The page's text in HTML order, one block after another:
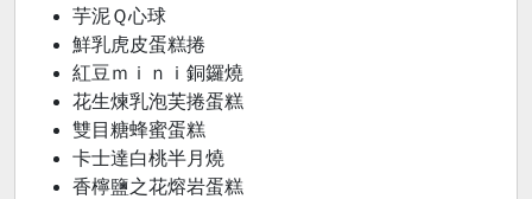
芋泥Ｑ心球
鮮乳虎皮蛋糕捲
紅豆ｍｉｎｉ銅鑼燒
花生煉乳泡芙捲蛋糕
雙目糖蜂蜜蛋糕
卡士達白桃半月燒
香檸鹽之花熔岩蛋糕